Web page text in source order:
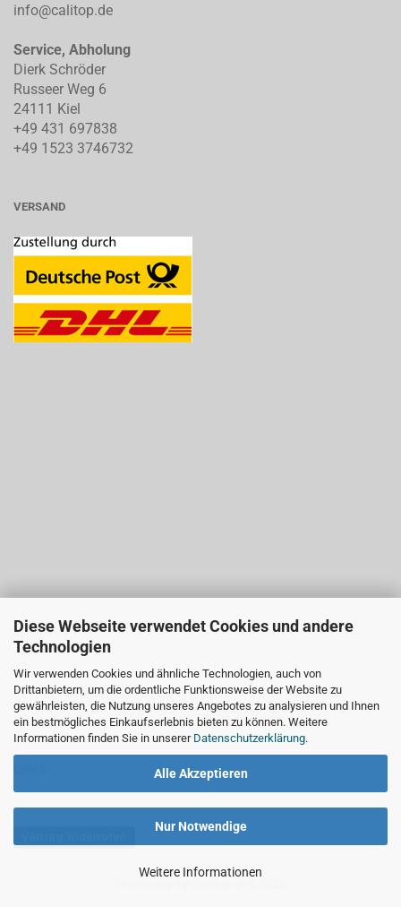
Diese Webseite verwendet Cookies und andere
Technologien
Wir verwenden Cookies und ähnliche Technologien, auch von
Drittanbietern, um die ordentliche Funktionsweise der Website zu
gewährleisten, die Nutzung unseres Angebotes zu analysieren und Ihnen
ein bestmögliches Einkaufserlebnis bieten zu können. Weitere
Informationen finden Sie in unserer Datenschutzerklärung.
Alle Akzeptieren
Nur Notwendige
Weitere Informationen
info@calitop.de
Service, Abholung
Dierk Schröder
Russeer Weg 6
24111 Kiel
+49 431 697838
+49 1523 3746732
VERSAND